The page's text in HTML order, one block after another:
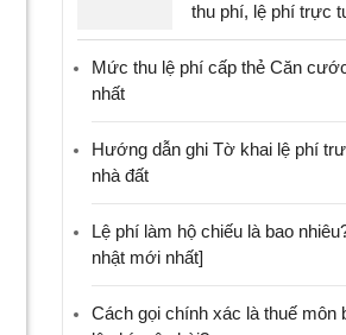
thu phí, lệ phí trực
Mức thu lệ phí cấp thẻ Căn
nhất
Hướng dẫn ghi Tờ khai lệ phí
nhà đất
Lệ phí làm hộ chiếu là bao
nhật mới nhất]
Cách gọi chính xác là thuế môn